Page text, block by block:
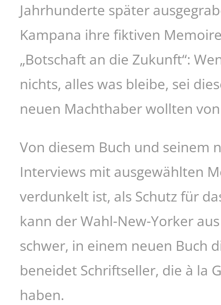
Jahrhunderte später
Kampana ihre fiktiven
„Botschaft an die Zukunft“:
nichts, alles was bleibe, sei
neuen Machthaber wollten
Von diesem Buch und seinem
Interviews mit ausgewählten
verdunkelt ist, als Schutz für
kann der Wahl-New-Yorker
schwer, in einem neuen Buch
beneidet Schriftseller, die à la
haben.